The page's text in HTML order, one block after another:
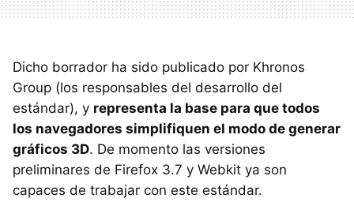
Dicho borrador ha sido publicado por Khronos
Group (los responsables del desarrollo del
estándar), y representa la base para que todos
los navegadores simplifiquen el modo de generar
gráficos 3D. De momento las versiones
preliminares de Firefox 3.7 y Webkit ya son
capaces de trabajar con este estándar.